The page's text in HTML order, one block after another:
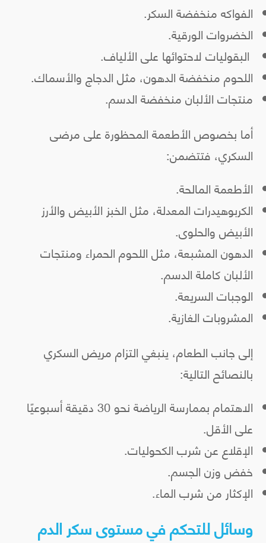
الفواكه منخفضة السكر.
الخضروات الورقية.
البقوليات لاحتوائها على الألياف.
اللحوم منخفضة الدهون، مثل الدجاج والأسماك.
منتجات الألبان منخفضة الدسم.
أما بخصوص الأطعمة المحظورة على مرضى
السكري، فتتضمن:
الأطعمة المالحة.
الكربوهيدرات المعدلة، مثل الخبز الأبيض والأرز
الأبيض والحلوى.
الدهون المشبعة، مثل اللحوم الحمراء ومنتجات
الألبان كاملة الدسم.
الوجبات السريعة.
المشروبات الغازية.
إلى جانب الطعام، ينبغي التزام مريض السكري
بالنصائح التالية:
الاهتمام بممارسة الرياضة نحو 30 دقيقة أسبوعيًا
على الأقل.
الإقلاع عن شرب الكحوليات.
خفض وزن الجسم.
الإكثار من شرب الماء.
وسائل للتحكم في مستوى سكر الدم